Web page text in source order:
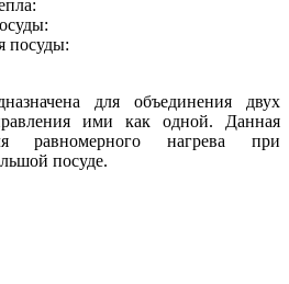
посуды:
для объединения двух
ими как одной. Данная
равномерного нагрева при
посуде.